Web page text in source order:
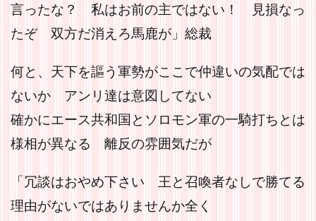
言ったな？ 私はお前の主ではない！ 見損なっ
たぞ 双方だ消えろ馬鹿が」総裁
何と、天下を謳う軍勢がここで仲違いの気配では
ないか アンリ達は意図してない
確かにエース共和国とソロモン軍の一騎打ちとは
様相が異なる 離反の雰囲気だが
「冗談はおやめ下さい 王と召喚者なしで勝てる
理由がないではありませんか全く